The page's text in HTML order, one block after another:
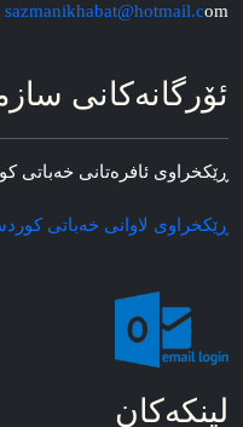
sazmanikhabat@hotmail.com
ئۆرگانه‌کانی
ڕێکخراوی ئافره‌تانی خه‌باتی
ڕێکخراوی لاوانی خه‌باتی
لینکه‌کان